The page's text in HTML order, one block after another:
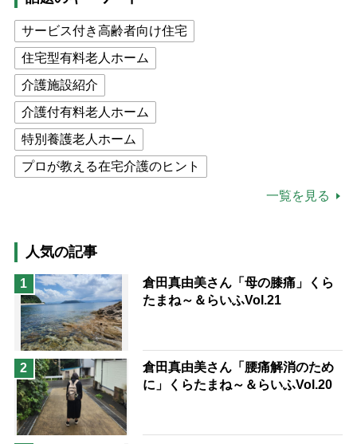
サービス付き高齢者向け住宅
住宅型有料老人ホーム
介護施設紹介
介護付有料老人ホーム
特別養護老人ホーム
プロが教える在宅介護のヒント
猫が母になつきません
息子の遠距離介護サバイバル術
兄がボケました
便利なサービス
予防法
一覧を見る
人気の記事
1
倉田真由美さん「母の膝痛」くら
たまね～＆らいふVol.21
2
倉田真由美さん「腰痛解消のため
に」くらたまね～＆らいふVol.20